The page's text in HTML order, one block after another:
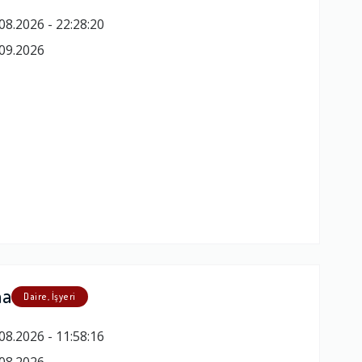
- 22:28:20
Daire, İşyeri
- 11:58:16